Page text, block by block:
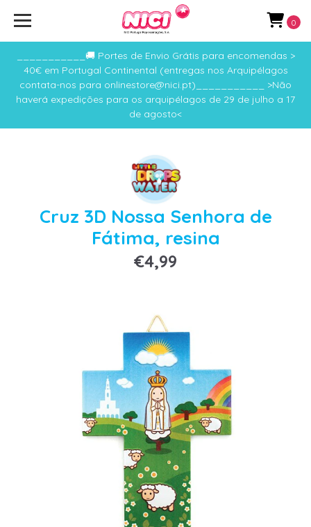
___________🚚 Portes de Envio Grátis para encomendas >
40€ em Portugal Continental (entregas nos Arquipélagos
contata-nos para onlinestore@nici.pt)___________ >Não
haverá expedições para os arquipélagos de 29 de julho a 17
de agosto<
0
Cruz 3D Nossa Senhora de
Fátima, resina
€4,99